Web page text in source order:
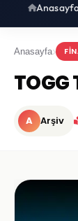
Anasayfa
A Arşiv